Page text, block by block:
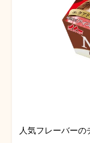
人気フレーバー